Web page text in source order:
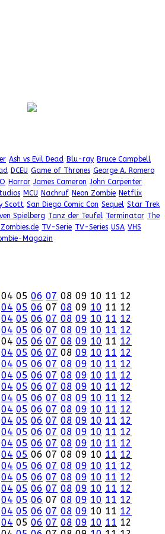
Ash vs Evil Dead Blu-ray Bruce Campbell
DCEU Game of Thrones George A. Romero
Horror James Cameron John Carpenter
MCU Nachruf Neon Zombie Netflix
Scott San Diego Comic Con Sequel Star Trek
Spielberg Tanz der Teufel Terminator The
TV-Serie TV-Series USA VHS
Magazin
04 05 06 07 08 09 10 11 12
04 05 06 07 08 09 10 11 12
04 05 06 07 08 09 10 11 12
04 05 06 07 08 09 10 11 12
04 05 06 07 08 09 10 11 12
04 05 06 07 08 09 10 11 12
04 05 06 07 08 09 10 11 12
04 05 06 07 08 09 10 11 12
04 05 06 07 08 09 10 11 12
04 05 06 07 08 09 10 11 12
04 05 06 07 08 09 10 11 12
04 05 06 07 08 09 10 11 12
04 05 06 07 08 09 10 11 12
04 05 06 07 08 09 10 11 12
04 05 06 07 08 09 10 11 12
04 05 06 07 08 09 10 11 12
04 05 06 07 08 09 10 11 12
04 05 06 07 08 09 10 11 12
04 05 06 07 08 09 10 11 12
04 05 06 07 08 09 10 11 12
04 05 06 07 08 09 10 11 12